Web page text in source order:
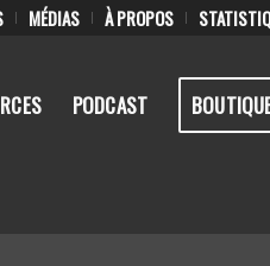
MÉDIAS À PROPOS
PODCAST